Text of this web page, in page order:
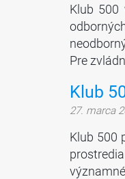
Klub 500
Pre
Klub
27. marca
Klub 500